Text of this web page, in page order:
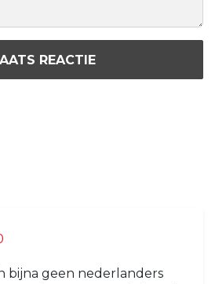
REACTIE
bijna geen nederlanders